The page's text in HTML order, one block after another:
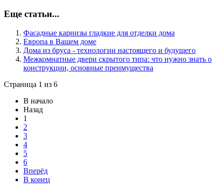
Еще статьи...
Фасадные карнизы гладкие для отделки дома
Европа в Вашем доме
Дома из бруса - технологии настоящего и будущего
Межкомнатные двери скрытого типа: что нужно знать о
конструкции, основные преимущества
Страница 1 из 6
В начало
Назад
1
2
3
4
5
6
Вперёд
В конец